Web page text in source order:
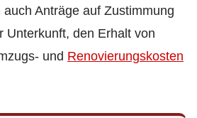
Anträge auf Zustimmung
Unterkunft, den Erhalt von
und Renovierungskosten